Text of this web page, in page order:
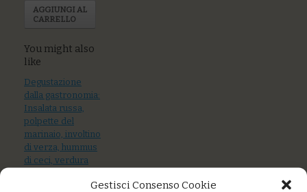
Gestisci Consenso Cookie
AGGIUNGI AL
CARRELLO
You might also
like
Degustazione
dalla gastronomia:
Insalata russa,
polpette del
marinaio, involtino
di verza, hummus
di ceci, verdura